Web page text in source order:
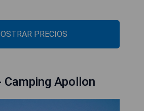
PRECIOS
Camping Apollon